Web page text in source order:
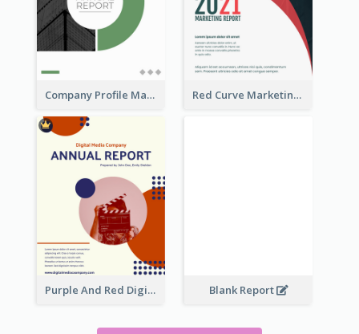
Company Profile Marketing Reports Red Curve Marketing Reports
Purple And Red Digital Media Annual Report Blank Report